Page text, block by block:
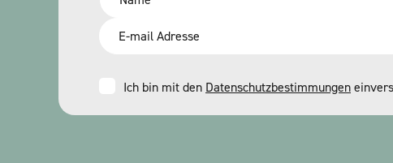
Consent
*
Ich bin mit den Datenschutzbestimmungen